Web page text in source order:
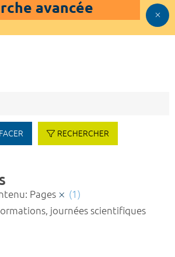
avancée
RECHERCHER
Pages
(1)
journées scientifiques